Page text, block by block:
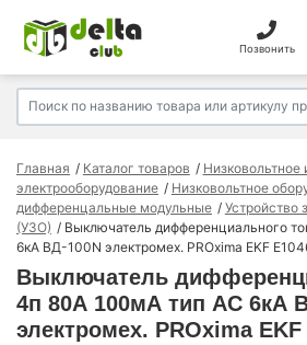
Позвонить
Главная Каталог товаров
электрооборудование
Низковольтное
дифференцальные модульные
Устройство
(УЗО)
Выключатель дифференциального
6кА ВД-100N электромех. PROxima EKF
Выключатель
4п 80А 100мА тип AC 6кА
электромех. PROxima EKF